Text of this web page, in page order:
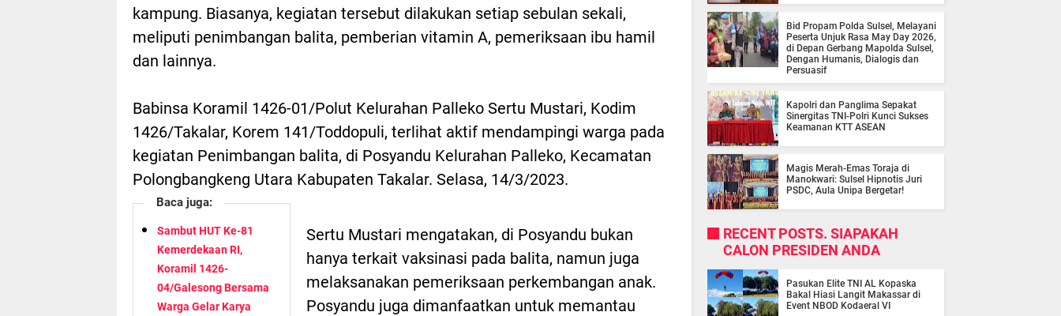
kampung. Biasanya, kegiatan tersebut dilakukan setiap sebulan sekali,
meliputi penimbangan balita, pemberian vitamin A, pemeriksaan ibu hamil
dan lainnya.
Babinsa Koramil 1426-01/Polut Kelurahan Palleko Sertu Mustari, Kodim
1426/Takalar, Korem 141/Toddopuli, terlihat aktif mendampingi warga pada
kegiatan Penimbangan balita, di Posyandu Kelurahan Palleko, Kecamatan
Polongbangkeng Utara Kabupaten Takalar. Selasa, 14/3/2023.
Baca juga:
Sambut HUT Ke-81
Kemerdekaan RI,
Koramil 1426-
04/Galesong Bersama
Warga Gelar Karya
Sertu Mustari mengatakan, di Posyandu bukan
hanya terkait vaksinasi pada balita, namun juga
melaksanakan pemeriksaan perkembangan anak.
Posyandu juga dimanfaatkan untuk memantau
Bid Propam Polda Sulsel, Melayani
Peserta Unjuk Rasa May Day 2026,
di Depan Gerbang Mapolda Sulsel,
Dengan Humanis, Dialogis dan
Persuasif
Kapolri dan Panglima Sepakat
Sinergitas TNI-Polri Kunci Sukses
Keamanan KTT ASEAN
Magis Merah-Emas Toraja di
Manokwari: Sulsel Hipnotis Juri
PSDC, Aula Unipa Bergetar!
RECENT POSTS. SIAPAKAH
CALON PRESIDEN ANDA
Pasukan Elite TNI AL Kopaska
Bakal Hiasi Langit Makassar di
Event NBOD Kodaeral VI